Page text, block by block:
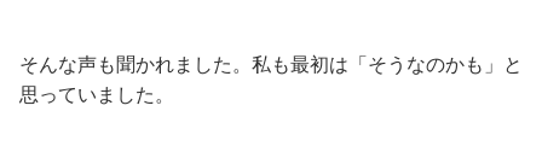
そんな声も聞かれました。私も最初は「そうなのかも」と
思っていました。